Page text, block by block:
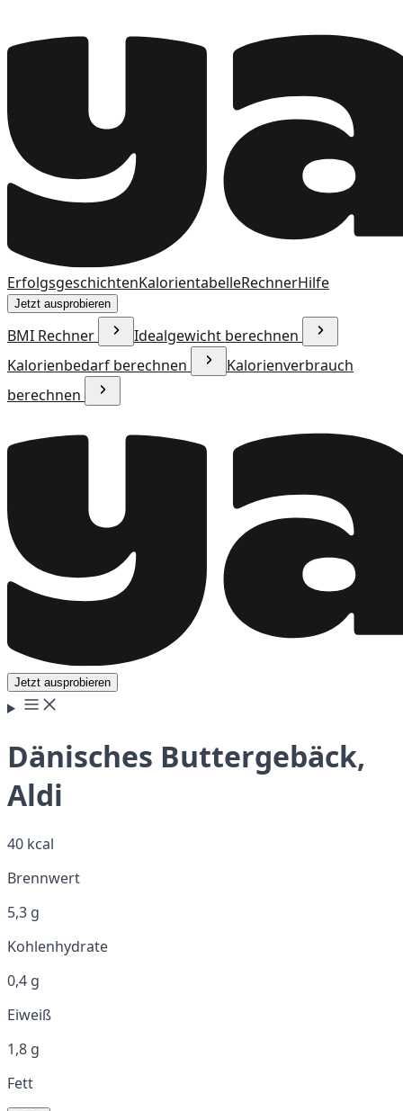
ErfolgsgeschichtenKalorientabelleRechnerHilfe
Jetzt ausprobieren
BMI Rechner
Idealgewicht berechnen
Kalorienbedarf berechnen
Kalorienverbrauch
berechnen
Jetzt ausprobieren
Dänisches Buttergebäck,
Aldi
40 kcal
Brennwert
5,3 g
Kohlenhydrate
0,4 g
Eiweiß
1,8 g
Fett